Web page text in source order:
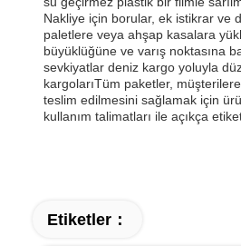
Nakliye için borular, ek istikrar ve
paletlere veya ahşap kasalara
büyüklüğüne ve varış noktasına
sevkiyatlar deniz kargo yoluyla
kargolarıTüm paketler,
teslim edilmesini sağlamak için
kullanım talimatları ile açıkça
Etiketler：